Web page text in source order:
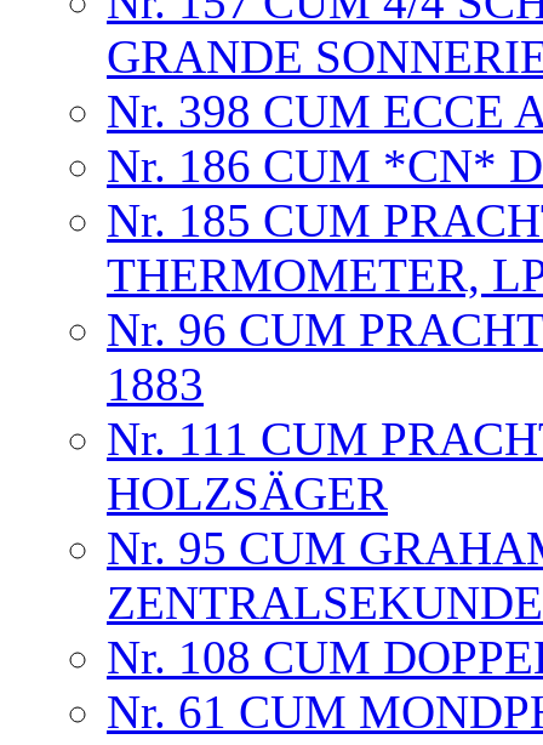
GRANDE
Nr. 398 CUM ECCE
Nr. 186 CUM *CN*
Nr. 185 CUM
THERMOMETER,
Nr. 96 CUM
1883
Nr. 111 CUM
HOLZSÄGER
Nr. 95 CUM
Nr. 108 CUM
Nr. 61 CUM